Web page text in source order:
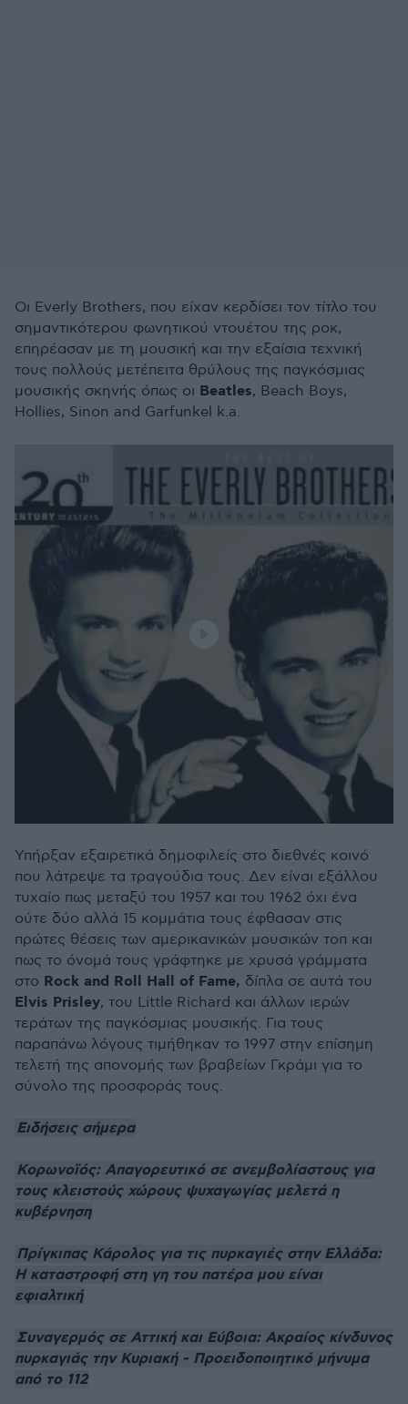
Οι Everly Brothers, που είχαν κερδίσει τον τίτλο του
σημαντικότερου φωνητικού ντουέτου της ροκ,
επηρέασαν με τη μουσική και την εξαίσια τεχνική
τους πολλούς μετέπειτα θρύλους της παγκόσμιας
μουσικής σκηνής όπως οι Beatles, Beach Boys,
Hollies, Sinon and Garfunkel k.a.
Υπήρξαν εξαιρετικά δημοφιλείς στο διεθνές κοινό
που λάτρεψε τα τραγούδια τους. Δεν είναι εξάλλου
τυχαίο πως μεταξύ του 1957 και του 1962 όχι ένα
ούτε δύο αλλά 15 κομμάτια τους έφθασαν στις
πρώτες θέσεις των αμερικανικών μουσικών τοπ και
πως το όνομά τους γράφτηκε με χρυσά γράμματα
στο Rock and Roll Hall of Fame, δίπλα σε αυτά του
Elvis Prisley, του Little Richard και άλλων ιερών
τεράτων της παγκόσμιας μουσικής. Για τους
παραπάνω λόγους τιμήθηκαν το 1997 στην επίσημη
τελετή της απονομής των βραβείων Γκράμι για το
σύνολο της προσφοράς τους.
Ειδήσεις σήμερα
Κορωνοϊός: Απαγορευτικό σε ανεμβολίαστους για
τους κλειστούς χώρους ψυχαγωγίας μελετά η
κυβέρνηση
Πρίγκιπας Κάρολος για τις πυρκαγιές στην Ελλάδα:
Η καταστροφή στη γη του πατέρα μου είναι
εφιαλτική
Συναγερμός σε Αττική και Εύβοια: Ακραίος κίνδυνος
πυρκαγιάς την Κυριακή - Προειδοποιητικό μήνυμα
από το 112